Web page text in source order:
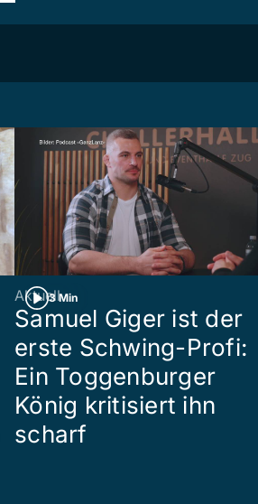
3 Min
Aktuell
Samuel Giger ist der
erste Schwing-Profi:
Ein Toggenburger
König kritisiert ihn
scharf